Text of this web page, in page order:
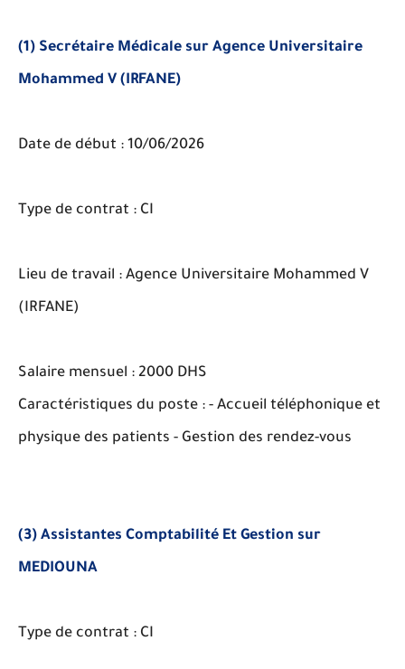
(1) Secrétaire Médicale sur Agence Universitaire
Mohammed V (IRFANE)
Date de début : 10/06/2026
Type de contrat : CI
Lieu de travail : Agence Universitaire Mohammed V
(IRFANE)
Salaire mensuel : 2000 DHS
Caractéristiques du poste : - Accueil téléphonique et
physique des patients - Gestion des rendez-vous
(3) Assistantes Comptabilité Et Gestion sur
MEDIOUNA
Type de contrat : CI